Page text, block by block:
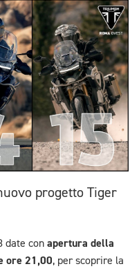
progetto Tiger
date con apertura della
ore 21,00, per scoprire la